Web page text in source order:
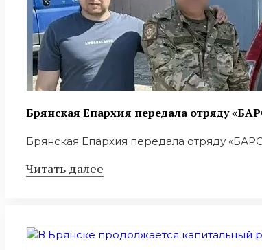
Брянская Епархия передала отряду
Брянская Епархия передала отряду
Читать далее